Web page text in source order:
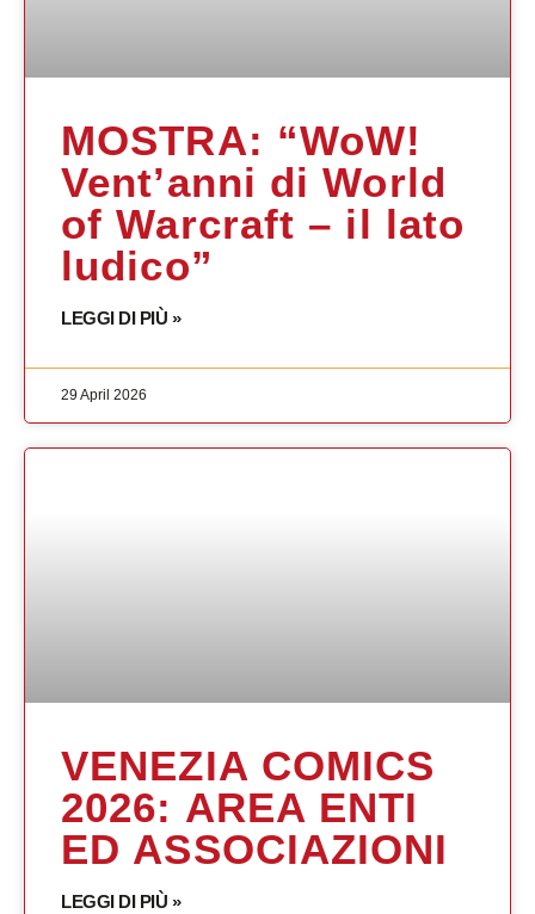
MOSTRA: “WoW!
Vent’anni di World
of Warcraft – il lato
ludico”
LEGGI DI PIÙ »
29 April 2026
VENEZIA COMICS
2026: AREA ENTI
ED ASSOCIAZIONI
LEGGI DI PIÙ »